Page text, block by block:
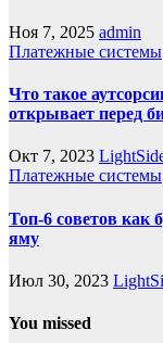
Ноя 7, 2025 admin
Платежные системы
Что такое
открывает перед
Окт 7, 2023
Платежные системы
Топ-6 советов как
яму
Июл 30, 2023
You missed